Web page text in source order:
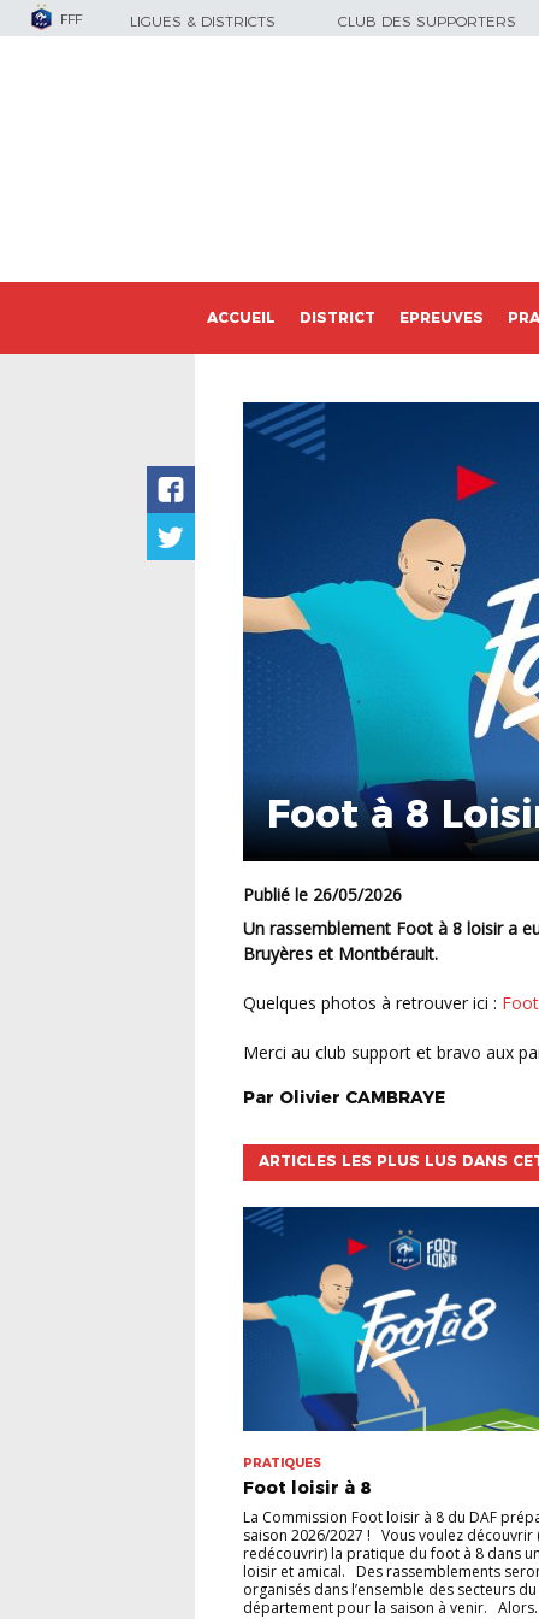
FFF LIGUES & DISTRICTS CLUB DES SUPPORTERS
ACCUEIL DISTRICT EPREUVES
Foot à 8
Publié le 26/05/2026
Un rassemblement Foot à 8 loisir a eu lieu le vendredi 22 mai sur les installations de l’US
Bruyères et Montbérault.
Quelques photos à retrouver ici :
Merci au club support et bravo aux
Par Olivier CAMBRAYE
ARTICLES LES PLUS LUS DANS
PRATIQUES
Foot loisir à 8
La Commission Foot loisir à 8 du DAF
saison 2026/2027 ! Vous voulez découvrir
redécouvrir) la pratique du foot à 8 dans
loisir et amical. Des rassemblements
organisés dans l’ensemble des secteurs du
département pour la saison à venir.